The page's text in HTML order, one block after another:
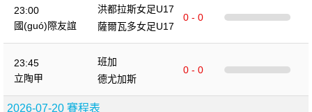
23:00
國(guó)際友誼
洪都拉斯女足U17
0 - 0
薩爾瓦多女足U17
23:45
立陶甲
班加
0 - 0
德尤加斯
2026-07-20 賽程表